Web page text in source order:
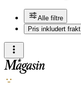
Alle filtre
Pris inkludert frakt